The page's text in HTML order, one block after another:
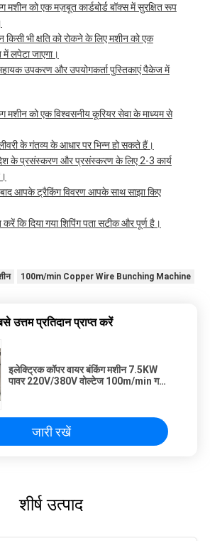
मशीन को एक मज़बूत कार्डबोर्ड बॉक्स में सुरक्षित रूप
किसी भी क्षति को रोकने के लिए मशीन को एक
में लपेटा जाएगा।
उपकरण और उपयोगकर्ता पुस्तिकाएं पैकेज में
मशीन को एक विश्वसनीय कूरियर सेवा के माध्यम से
के गंतव्य के आधार पर भिन्न हो सकते हैं।
के प्रसंस्करण और प्रसंस्करण के लिए 2-3 कार्य
आपके ट्रैकिंग विवरण आपके साथ साझा किए
कि दिया गया शिपिंग पता सटीक और पूर्ण है।
100m/min Copper Wire Bunching Machine
उत्तम प्रतिदान प्राप्त करें
इलेक्ट्रिक कॉपर वायर बंकिंग मशीन 7.5KW
पावर 220V/380V वोल्टेज 100m/min गति
जारी रखें
शीर्ष उत्पाद